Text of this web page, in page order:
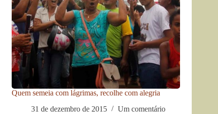
Quem semeia com lágrimas, recolhe com alegria
31 de dezembro de 2015
Um comentário